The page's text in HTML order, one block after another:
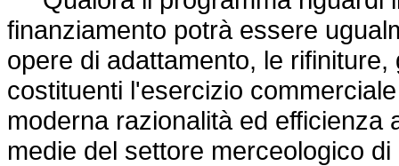
finanziamento potrà essere
opere di adattamento, le
costituenti l'esercizio
moderna razionalità ed
medie del settore merceologico